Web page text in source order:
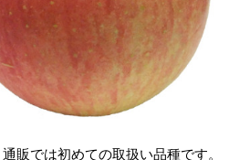
では初めての取扱い品種です。